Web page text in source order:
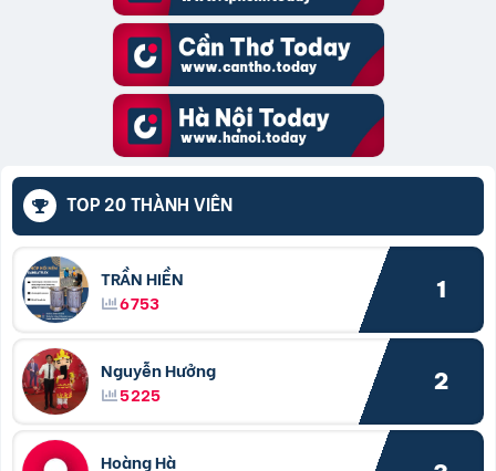
TOP 20 THÀNH VIÊN
TRẦN HIỀN
6753
1
Nguyễn Hưởng
5225
2
Hoàng Hà